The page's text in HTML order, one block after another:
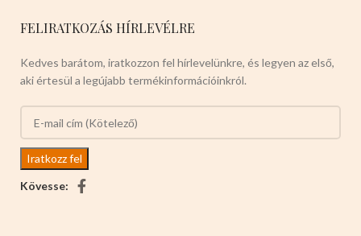
FELIRATKOZÁS HÍRLEVÉLRE
Kedves barátom, iratkozzon fel hírlevelünkre, és legyen az első,
aki értesül a legújabb termékinformációinkról.
Kövesse: